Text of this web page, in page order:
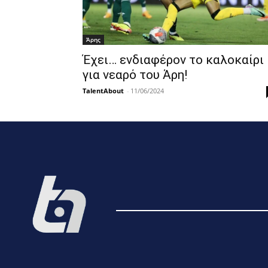
Άρης
Έχει… ενδιαφέρον το καλοκαίρι
για νεαρό του Άρη!
TalentAbout - 11/06/2024